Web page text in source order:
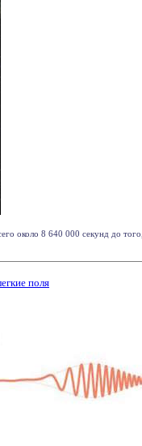
около 8 640 000 секунд до
поля